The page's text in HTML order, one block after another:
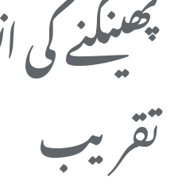
پھینکنے
تقریب